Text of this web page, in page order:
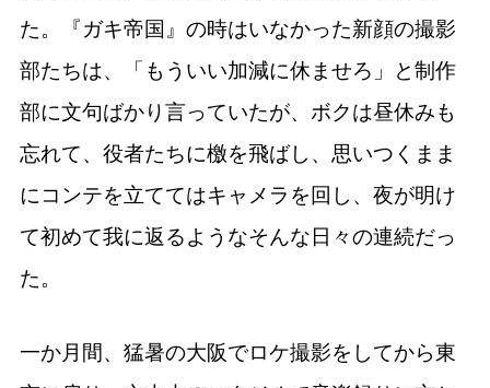
た。『ガキ帝国』の時はいなかった新顔の撮影
部たちは、「もういい加減に休ませろ」と制作
部に文句ばかり言っていたが、ボクは昼休みも
忘れて、役者たちに檄を飛ばし、思いつくまま
にコンテを立ててはキャメラを回し、夜が明け
て初めて我に返るようなそんな日々の連続だっ
た。
一か月間、猛暑の大阪でロケ撮影をしてから東